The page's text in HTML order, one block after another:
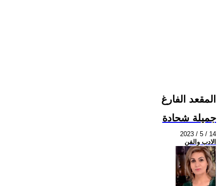
المقعد الفارغ
جميلة شحادة
2023 / 5 / 14
الادب والفن